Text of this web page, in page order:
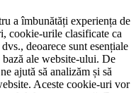
a îmbunătăți experiența de
cookie-urile clasificate ca
deoarece sunt esențiale
ale website-ului. De
ajută să analizăm și să
Aceste cookie-uri vor